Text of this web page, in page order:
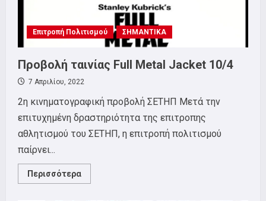
Επιτροπή Πολιτισμού ΣΗΜΑΝΤΙΚΑ
Προβολή ταινίας Full Metal Jacket 10/4
7 Απριλίου, 2022
2η κινηματογραφική προβολή ΣΕΤΗΠ Μετά την
επιτυχημένη δραστηριότητα της επιτροπης
αθλητισμού του ΣΕΤΗΠ, η επιτροπή πολιτισμού
παίρνει...
Περισσότερα
more